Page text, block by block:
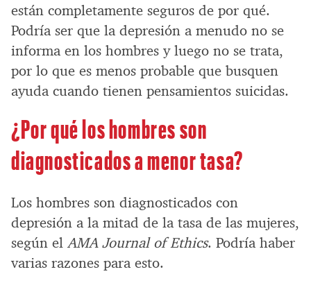
están completamente seguros de por qué.
Podría ser que la depresión a menudo no se
informa en los hombres y luego no se trata,
por lo que es menos probable que busquen
ayuda cuando tienen pensamientos suicidas.
¿Por qué los hombres son
diagnosticados a menor tasa?
Los hombres son diagnosticados con
depresión a la mitad de la tasa de las mujeres,
según el AMA Journal of Ethics. Podría haber
varias razones para esto.